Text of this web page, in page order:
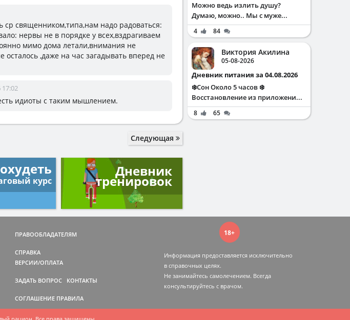
ср священником,типа,нам надо радоваться:
нервы не в порядке у всех,вздрагиваем
мимо дома летали,внимания не
,даже на час загадывать вперед не
17:02
идиоты с таким мышлением.
Следующая
курс
Дневник
тренировок
Можно ведь излить душу?
Думаю, можно.. Мы с муже...
4 84
Виктория Акилина
05-08-2026
Дневник питания за 04.08.2026
❄️Сон Около 5 часов ❄️
Восстановление из приложени...
8 65
ПРАВООБЛАДАТЕЛЯМ
СПРАВКА
ВЕРСИИ/ОПЛАТА
ЗАДАТЬ ВОПРОС КОНТАКТЫ
СОГЛАШЕНИЕ ПРАВИЛА
18+
Информация предоставляется исключительно
в справочных целях.
Не занимайтесь самолечением. Всегда
консультируйтесь c врачом.